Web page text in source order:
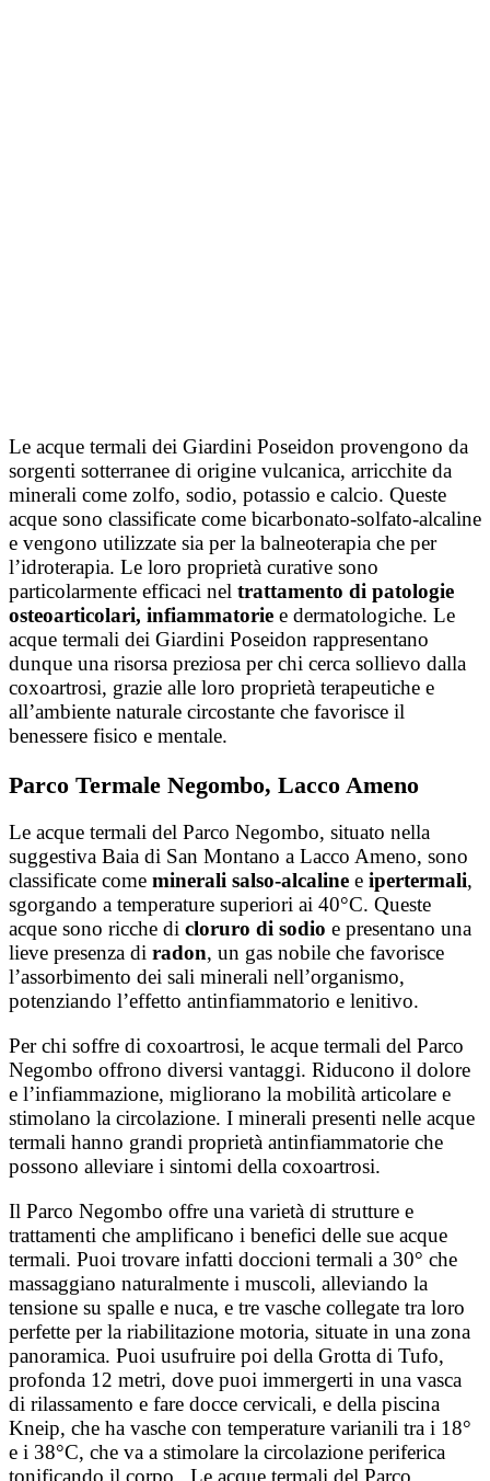
Le acque termali dei Giardini Poseidon provengono da
sorgenti sotterranee di origine vulcanica, arricchite da
minerali come zolfo, sodio, potassio e calcio. Queste
acque sono classificate come bicarbonato-solfato-alcaline
e vengono utilizzate sia per la balneoterapia che per
l’idroterapia. Le loro proprietà curative sono
particolarmente efficaci nel trattamento di patologie
osteoarticolari, infiammatorie e dermatologiche. Le
acque termali dei Giardini Poseidon rappresentano
dunque una risorsa preziosa per chi cerca sollievo dalla
coxoartrosi, grazie alle loro proprietà terapeutiche e
all’ambiente naturale circostante che favorisce il
benessere fisico e mentale.
Parco Termale Negombo, Lacco Ameno
Le acque termali del Parco Negombo, situato nella
suggestiva Baia di San Montano a Lacco Ameno, sono
classificate come minerali salso-alcaline e ipertermali,
sgorgando a temperature superiori ai 40°C. Queste
acque sono ricche di cloruro di sodio e presentano una
lieve presenza di radon, un gas nobile che favorisce
l’assorbimento dei sali minerali nell’organismo,
potenziando l’effetto antinfiammatorio e lenitivo.
Per chi soffre di coxoartrosi, le acque termali del Parco
Negombo offrono diversi vantaggi. ​Riducono il dolore
e l’infiammazione, migliorano la mobilità articolare e
stimolano la circolazione. I minerali presenti nelle acque
termali hanno grandi proprietà antinfiammatorie che
possono alleviare i sintomi della coxoartrosi.
Il Parco Negombo offre una varietà di strutture e
trattamenti che amplificano i benefici delle sue acque
termali. Puoi trovare infatti doccioni termali a 30° che
massaggiano naturalmente i muscoli, alleviando la
tensione su spalle e nuca, e tre vasche collegate tra loro
perfette per la riabilitazione motoria, situate in una zona
panoramica. Puoi usufruire poi della Grotta di Tufo,
profonda 12 metri, dove puoi immergerti in una vasca
di rilassamento e fare docce cervicali, e della piscina
Kneip, che ha vasche con temperature varianili tra i 18°
e i 38°C, che va a stimolare la circolazione periferica
tonificando il corpo.
Le acque termali del Parco